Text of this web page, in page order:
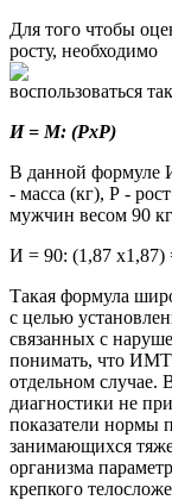
Для того чтобы
росту, необходимо
воспользоваться
И = М: (РхР)
В данной формуле
- масса (кг), Р -
мужчин весом 90
И = 90: (1,87 х1,87)
Такая формула
с целью
связанных с
понимать, что
отдельном случае.
диагностики не
показатели
занимающихся
организма
крепкого